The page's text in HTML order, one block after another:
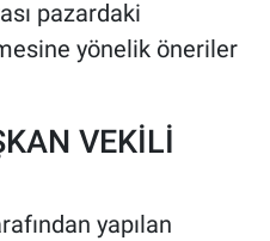
pazardaki
yönelik öneriler
VEKİLİ
yapılan